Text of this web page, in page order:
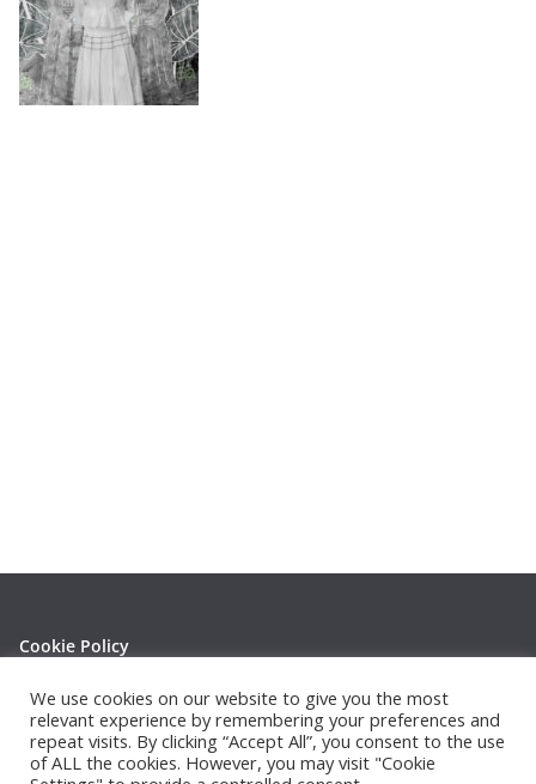
Cookie Policy
Privacy Policy
We use cookies on our website to give you the most
relevant experience by remembering your preferences and
repeat visits. By clicking “Accept All”, you consent to the use
of ALL the cookies. However, you may visit "Cookie